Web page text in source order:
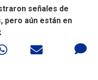
señales de
pero aún están en